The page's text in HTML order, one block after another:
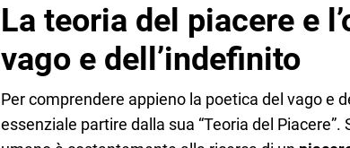
La teoria del piacere e
vago e dell’indefinito
Per comprendere appieno la poetica del vago e
essenziale partire dalla sua “Teoria del Piacere”.